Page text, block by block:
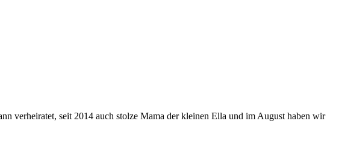
verheiratet, seit 2014 auch stolze Mama der kleinen Ella und im August haben wir